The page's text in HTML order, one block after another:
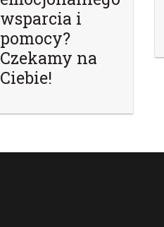
wsparcia i
pomocy?
Czekamy na
Ciebie!